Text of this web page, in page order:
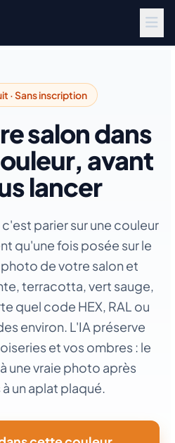
· Sans inscription
salon dans
avant
lancer
parier sur une couleur
qu'une fois posée sur le
photo de votre salon et
terracotta, vert sauge,
quel code HEX, RAL ou
environ. L'IA préserve
et vos ombres : le
une vraie photo après
un aplat plaqué.